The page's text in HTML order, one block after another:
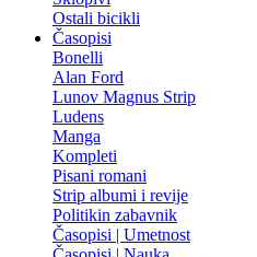
Ostali bicikli
Časopisi
Bonelli
Alan Ford
Lunov Magnus Strip
Ludens
Manga
Kompleti
Pisani romani
Strip albumi i revije
Politikin zabavnik
Časopisi | Umetnost